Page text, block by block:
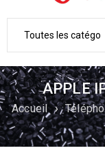
APPLE
Accueil ›